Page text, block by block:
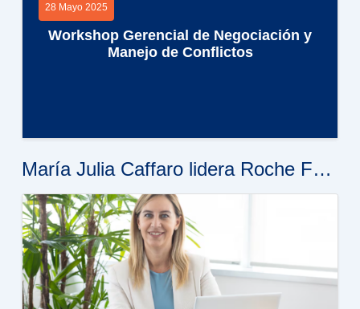
28 Mayo 2025
Workshop Gerencial de Negociación y
Manejo de Conflictos
María Julia Caffaro lidera Roche Farma Perú